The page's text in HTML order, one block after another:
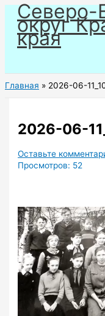
Перейти
содержимому
Северо-
округ
края
Главная 2026-06-
2026-06-
Оставьте
Просмотров: 52